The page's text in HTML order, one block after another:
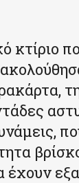
κτίριο
έχουν